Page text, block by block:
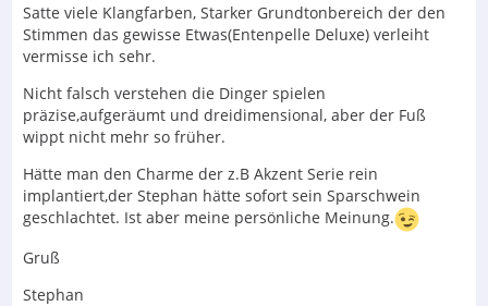
Satte viele Klangfarben, Starker Grundtonbereich der den
Stimmen das gewisse Etwas(Entenpelle Deluxe) verleiht
vermisse ich sehr.
Nicht falsch verstehen die Dinger spielen
präzise,aufgeräumt und dreidimensional, aber der Fuß
wippt nicht mehr so früher.
Hätte man den Charme der z.B Akzent Serie rein
implantiert,der Stephan hätte sofort sein Sparschwein
geschlachtet. Ist aber meine persönliche Meinung.
Gruß
Stephan